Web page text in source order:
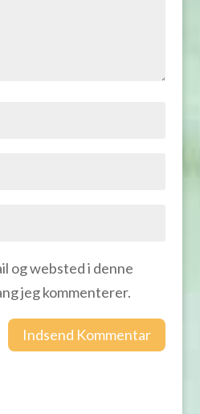
og websted i denne
jeg kommenterer.